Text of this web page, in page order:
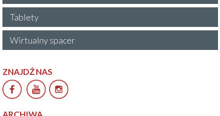
Tablety
Wirtualny spacer
ZNAJDŹ NAS